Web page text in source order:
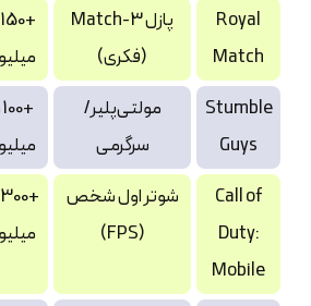
Royal
Match
پازل Match-3
(فکری)
Stumble
Guys
مولتی‌پلیر/
سرگرمی
Call of
Duty:
Mobile
شوتر اول شخص
(FPS)